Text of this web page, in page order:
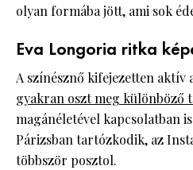
olyan formába jött, ami sok
Eva Longoria ritka
A színésznő kifejezetten aktív
gyakran oszt meg különböző
magánéletével kapcsolatban
Párizsban tartózkodik, az
többször posztol.